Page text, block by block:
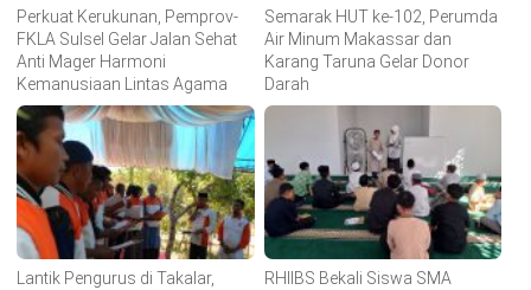
Perkuat Kerukunan, Pemprov-
FKLA Sulsel Gelar Jalan Sehat
Anti Mager Harmoni
Kemanusiaan Lintas Agama
Semarak HUT ke-102, Perumda
Air Minum Makassar dan
Karang Taruna Gelar Donor
Darah
Lantik Pengurus di Takalar, RHIIBS Bekali Siswa SMA